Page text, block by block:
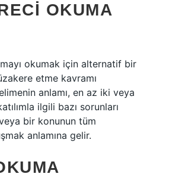
OKUMA
okumak için alternatif bir
etme kavramı
anlamı, en az iki veya
ilgili bazı sorunları
bir konunun tüm
anlamına gelir.